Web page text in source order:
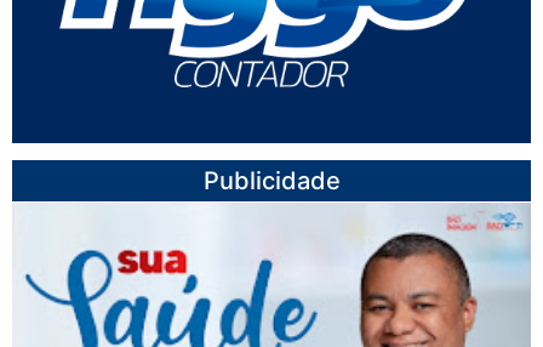
Publicidade